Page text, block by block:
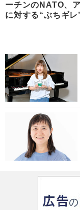
ーチンのNATO、
に対する“ぶちギレ